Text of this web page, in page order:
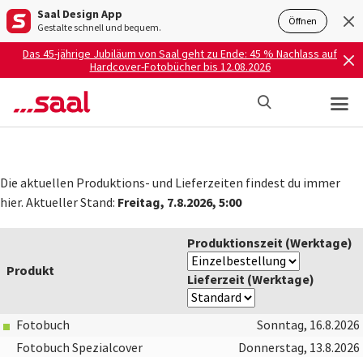
Saal Design App
Gestalte schnell und bequem. Öffnen
Das 45-jährige Jubiläum von Saal geht zu Ende: 45 % Nachlass auf
Hardcover-Fotobücher bis 12.08.2026
Die aktuellen Produktions- und Lieferzeiten findest du immer
hier. Aktueller Stand: Freitag, 7.8.2026, 5:00
Produkt
Produktionszeit (Werktage)
Lieferzeit (Werktage)
Fotobuch
Sonntag, 16.8.2026
Fotobuch Spezialcover
Donnerstag, 13.8.2026